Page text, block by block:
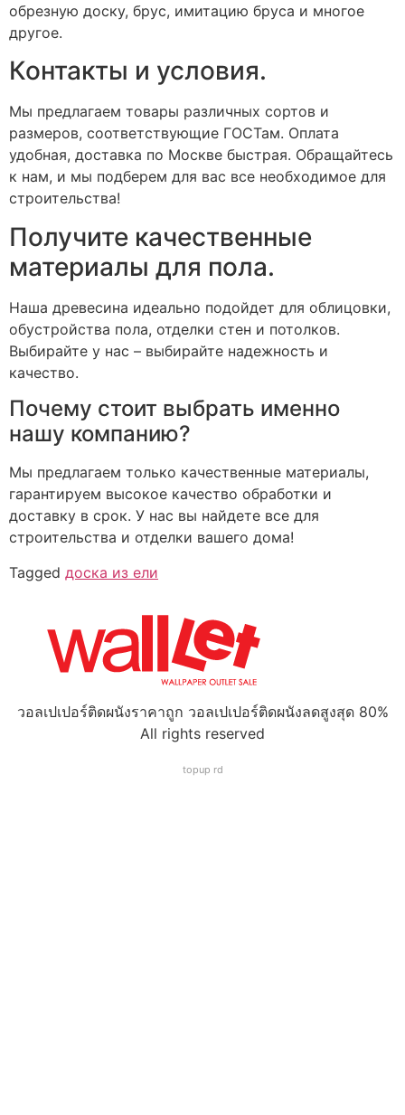
обрезную доску, брус, имитацию бруса и многое
другое.
Контакты и условия.
Мы предлагаем товары различных сортов и
размеров, соответствующие ГОСТам. Оплата
удобная, доставка по Москве быстрая. Обращайтесь
к нам, и мы подберем для вас все необходимое для
строительства!
Получите качественные
материалы для пола.
Наша древесина идеально подойдет для облицовки,
обустройства пола, отделки стен и потолков.
Выбирайте у нас – выбирайте надежность и
качество.
Почему стоит выбрать именно
нашу компанию?
Мы предлагаем только качественные материалы,
гарантируем высокое качество обработки и
доставку в срок. У нас вы найдете все для
строительства и отделки вашего дома!
Tagged доска из ели
วอลเปเปอร์ติดผนังราคาถูก วอลเปเปอร์ติดผนังลดสูงสุด 80%
All rights reserved
topup rd